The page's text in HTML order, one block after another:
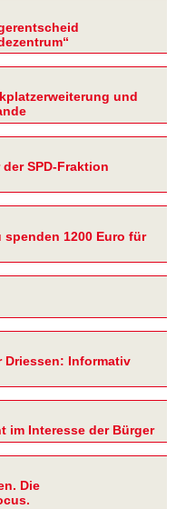
und
SPD-Fraktion
spenden 1200 Euro für
Driessen: Informativ
im Interesse der Bürger
Die